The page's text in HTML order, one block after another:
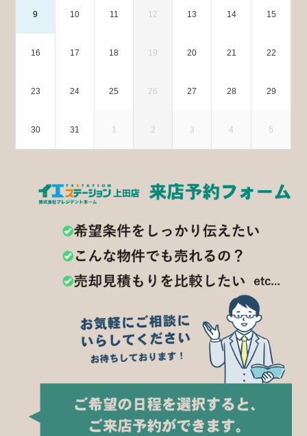
9 10 11 12 13 14 15
16 17 18 19 20 21 22
23 24 25 26 27 28 29
30 31 1 2 3 4 5